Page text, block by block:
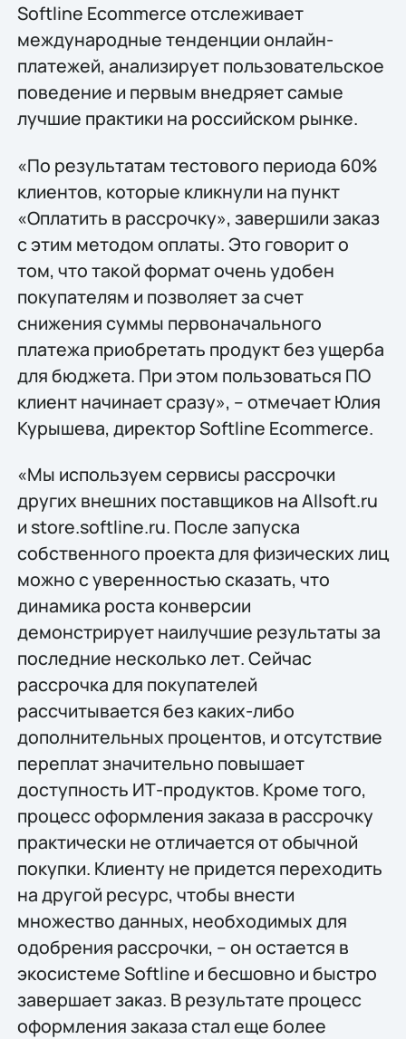
Softline Ecommerce отслеживает
международные тенденции онлайн-
платежей, анализирует пользовательское
поведение и первым внедряет самые
лучшие практики на российском рынке.
«По результатам тестового периода 60%
клиентов, которые кликнули на пункт
«Оплатить в рассрочку», завершили заказ
с этим методом оплаты. Это говорит о
том, что такой формат очень удобен
покупателям и позволяет за счет
снижения суммы первоначального
платежа приобретать продукт без ущерба
для бюджета. При этом пользоваться ПО
клиент начинает сразу», – отмечает Юлия
Курышева, директор Softline Ecommerce.
«Мы используем сервисы рассрочки
других внешних поставщиков на Allsoft.ru
и store.softline.ru. После запуска
собственного проекта для физических лиц
можно с уверенностью сказать, что
динамика роста конверсии
демонстрирует наилучшие результаты за
последние несколько лет. Сейчас
рассрочка для покупателей
рассчитывается без каких-либо
дополнительных процентов, и отсутствие
переплат значительно повышает
доступность ИТ-продуктов. Кроме того,
процесс оформления заказа в рассрочку
практически не отличается от обычной
покупки. Клиенту не придется переходить
на другой ресурс, чтобы внести
множество данных, необходимых для
одобрения рассрочки, – он остается в
экосистеме Softline и бесшовно и быстро
завершает заказ. В результате процесс
оформления заказа стал еще более